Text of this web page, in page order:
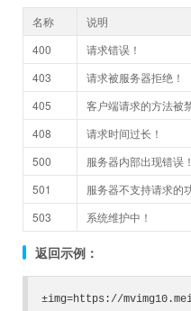
名称
说明
400
请求错误！
403
请求被服务器拒绝！
405
客户端请求的方法被
408
请求时间过长！
500
服务器内部出现错误！
501
服务器不支持请求的
503
系统维护中！
返回示例：
±img=https://